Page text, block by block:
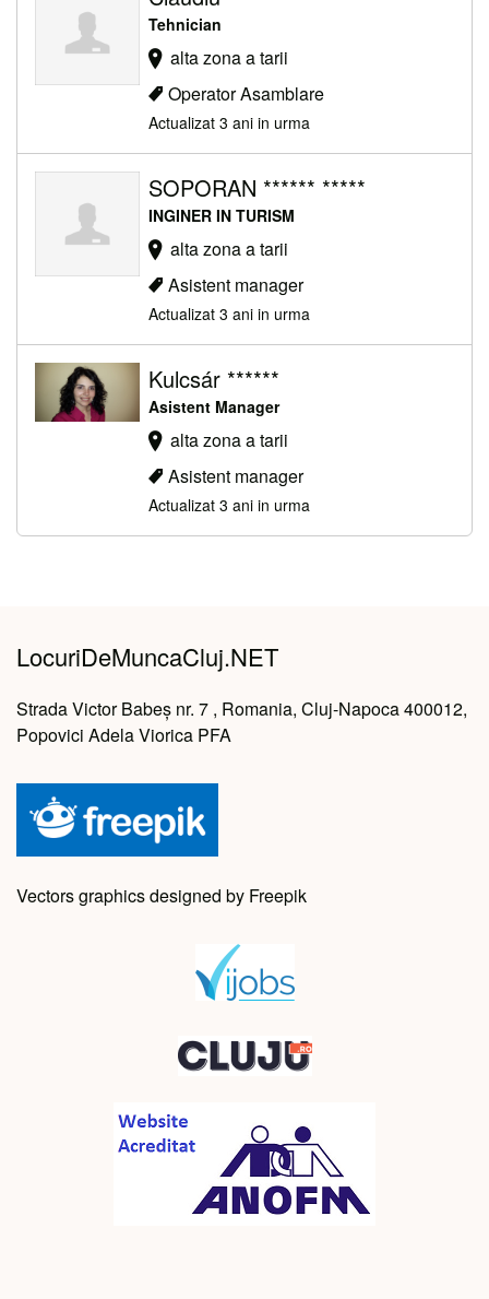
Tehnician
alta zona a tarii
Operator Asamblare
Actualizat 3 ani in urma
SOPORAN ****** *****
INGINER IN TURISM
alta zona a tarii
Asistent manager
Actualizat 3 ani in urma
Kulcsár ******
Asistent Manager
alta zona a tarii
Asistent manager
Actualizat 3 ani in urma
LocuriDeMuncaCluj.NET
Strada Victor Babeș nr. 7 , Romania, Cluj-Napoca 400012,
Popovici Adela Viorica PFA
Vectors graphics designed by Freepik